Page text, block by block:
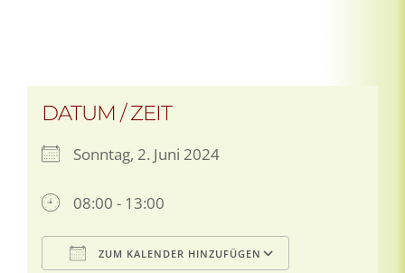
DATUM / ZEIT
Sonntag, 2. Juni 2024
08:00 - 13:00
ZUM KALENDER HINZUFÜGEN